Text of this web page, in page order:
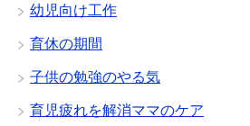
幼児向け工作
育休の期間
子供の勉強のやる気
育児疲れを解消ママのケア